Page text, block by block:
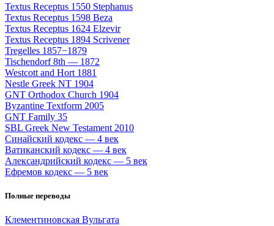
Textus Receptus 1550 Stephanus
Textus Receptus 1598 Beza
Textus Receptus 1624 Elzevir
Textus Receptus 1894 Scrivener
Tregelles 1857−1879
Tischendorf 8th — 1872
Westcott and Hort 1881
Nestle Greek NT 1904
GNT Orthodox Church 1904
Byzantine Textform 2005
GNT Family 35
SBL Greek New Testament 2010
Синайский кодекс — 4 век
Ватиканский кодекс — 4 век
Александрийский кодекс — 5 век
Ефремов кодекс — 5 век
Полные переводы
Клементиновская Вульгата